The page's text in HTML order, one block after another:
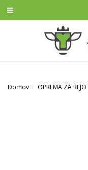
Domov OPREMA ZA